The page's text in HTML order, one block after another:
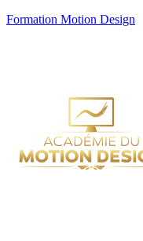
Formation Motion Design